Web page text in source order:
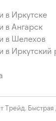
в Иркутске
в Ангарск
в Шелехов
в Иркутский
Быстрая